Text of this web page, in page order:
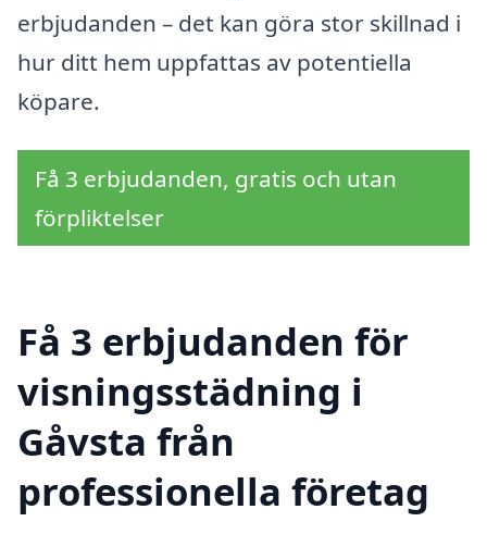
erbjudanden – det kan göra stor skillnad i
hur ditt hem uppfattas av potentiella
köpare.
Få 3 erbjudanden, gratis och utan
förpliktelser
Få 3 erbjudanden för
visningsstädning i
Gåvsta från
professionella företag